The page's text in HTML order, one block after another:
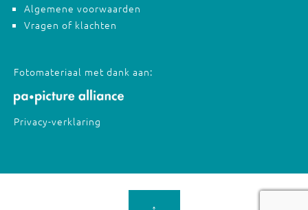
Algemene voorwaarden
Vragen of klachten
Fotomateriaal met dank aan:
Privacy-verklaring